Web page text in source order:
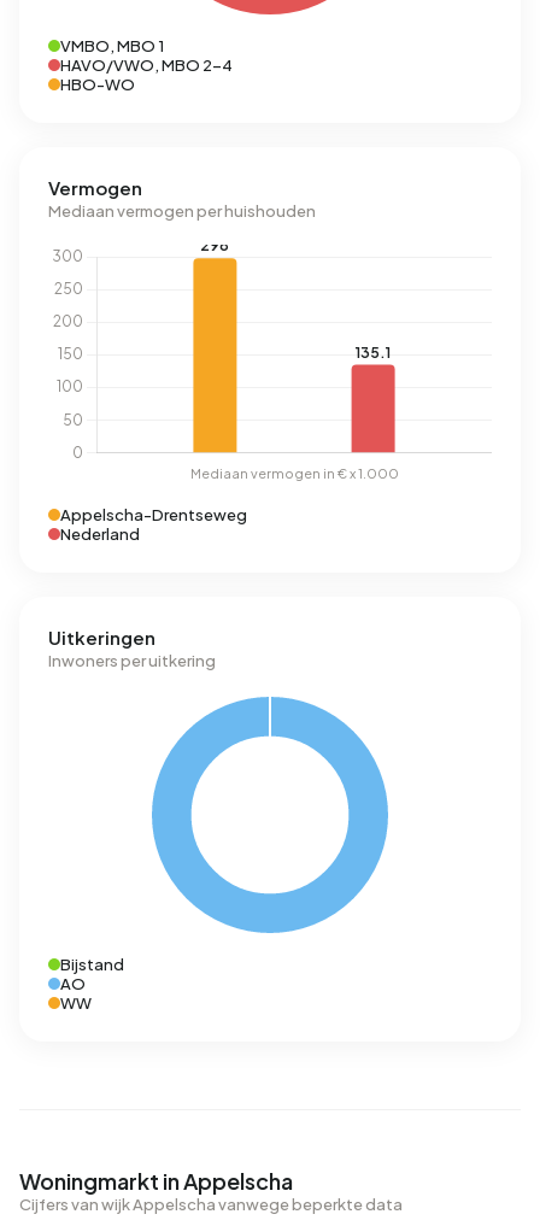
VMBO, MBO 1
HAVO/VWO, MBO 2-4
HBO-WO
Vermogen
Mediaan vermogen per huishouden
Appelscha-Drentseweg
Nederland
Uitkeringen
Inwoners per uitkering
Bijstand
AO
WW
Woningmarkt in Appelscha
Cijfers van wijk Appelscha vanwege beperkte data